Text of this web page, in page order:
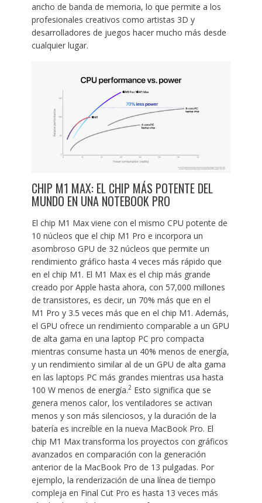
ancho de banda de memoria, lo que permite a los
profesionales creativos como artistas 3D y
desarrolladores de juegos hacer mucho más desde
cualquier lugar.
CHIP M1 MAX: EL CHIP MÁS POTENTE DEL
MUNDO EN UNA NOTEBOOK PRO
El chip M1 Max viene con el mismo CPU potente de
10 núcleos que el chip M1 Pro e incorpora un
asombroso GPU de 32 núcleos que permite un
rendimiento gráfico hasta 4 veces más rápido que
en el chip M1. El M1 Max es el chip más grande
creado por Apple hasta ahora, con 57,000 millones
de transistores, es decir, un 70% más que en el
M1 Pro y 3.5 veces más que en el chip M1. Además,
el GPU ofrece un rendimiento comparable a un GPU
de alta gama en una laptop PC pro compacta
mientras consume hasta un 40% menos de energía,
y un rendimiento similar al de un GPU de alta gama
en las laptops PC más grandes mientras usa hasta
100 W menos de energía.2Esto significa que se
genera menos calor, los ventiladores se activan
menos y son más silenciosos, y la duración de la
batería es increíble en la nueva MacBook Pro. El
chip M1 Max transforma los proyectos con gráficos
avanzados en comparación con la generación
anterior de la MacBook Pro de 13 pulgadas. Por
ejemplo, la renderización de una línea de tiempo
compleja en Final Cut Pro es hasta 13 veces más